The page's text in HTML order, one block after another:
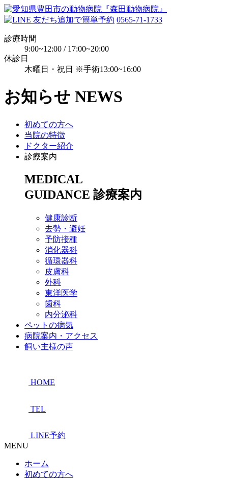
0565-71-1733
診療時間
9:00~12:00 / 17:00~20:00
休診日
木曜日・祝日 ※手術13:00~16:00
お知らせ NEWS
初めての方へ
当院の特徴
ドクター紹介
診療案内
MEDICAL
GUIDANCE 診療案内
健康診断
去勢・避妊
予防接種
消化器科
循環器科
皮膚科
外科
東洋医学
歯科
内分泌科
ペットの病気
病院案内・アクセス
飼い主様の声
HOME
TEL
LINE予約
MENU
ホーム
初めての方へ